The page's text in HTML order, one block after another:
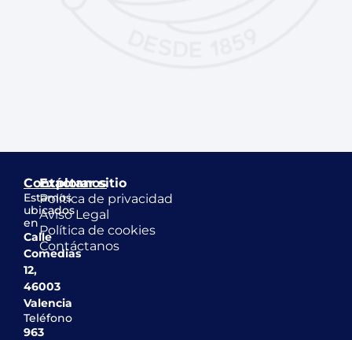
Contáctanos
Estamos
ubicados
en
Calle
Comedias
12,
46003
Valencia
Teléfono
963
Explorar sitio
Política de privacidad
Aviso Legal
Política de cookies
Contáctanos